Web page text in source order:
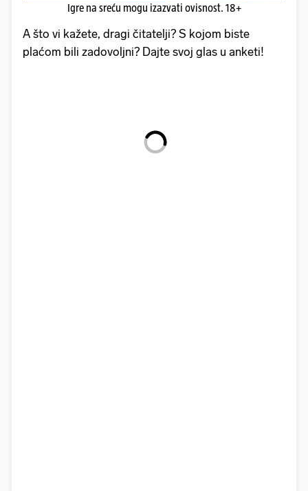
Igre na sreću mogu izazvati ovisnost. 18+
A što vi kažete, dragi čitatelji? S kojom biste
plaćom bili zadovoljni? Dajte svoj glas u anketi!